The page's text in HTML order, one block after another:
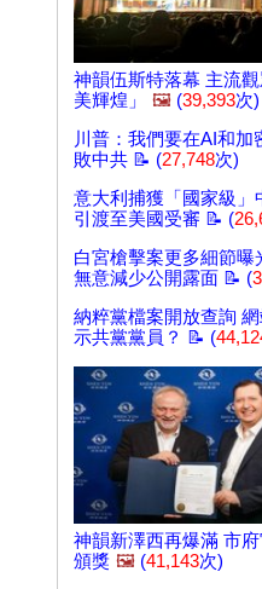
神韻伍斯特落幕 主流
美輝煌」
🖼️ (39,393次)
川普：我們要在AI和加
敗中共 📝 (27,748次)
意大利捕獲「國家級」
引渡至美國受審 📝 (
白宮槍擊案更多細節曝
無意減少公開露面 📝 (
納粹黨檔案開放查詢
示共黨黨員？ 📝 (
神韻新澤西再爆滿 市
頒獎 🖼️ (41,143次)